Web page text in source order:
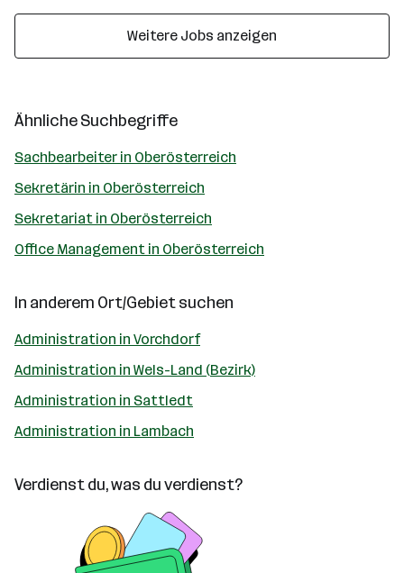
Weitere Jobs anzeigen
Ähnliche Suchbegriffe
Sachbearbeiter in Oberösterreich
Sekretärin in Oberösterreich
Sekretariat in Oberösterreich
Office Management in Oberösterreich
In anderem Ort/Gebiet suchen
Administration in Vorchdorf
Administration in Wels-Land (Bezirk)
Administration in Sattledt
Administration in Lambach
Verdienst du, was du verdienst?